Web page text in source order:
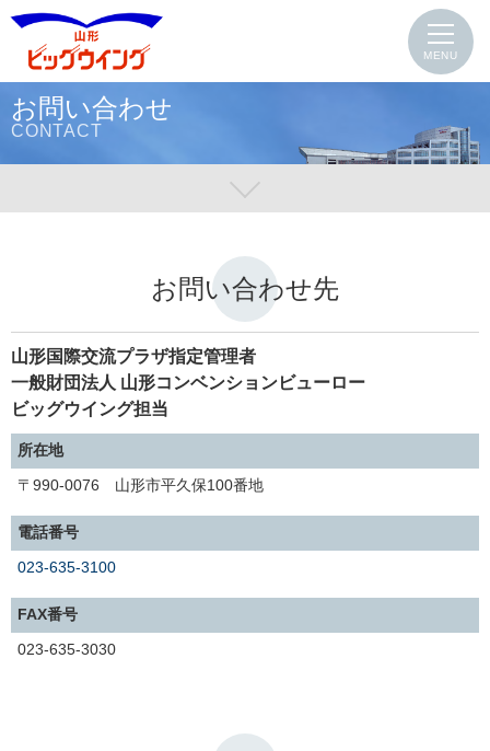
MENU
お問い合わせ
CONTACT
お問い合わせ先
山形国際交流プラザ指定管理者
一般財団法人 山形コンベンションビューロー
ビッグウイング担当
所在地
〒990-0076 山形市平久保100番地
電話番号
023-635-3100
FAX番号
023-635-3030